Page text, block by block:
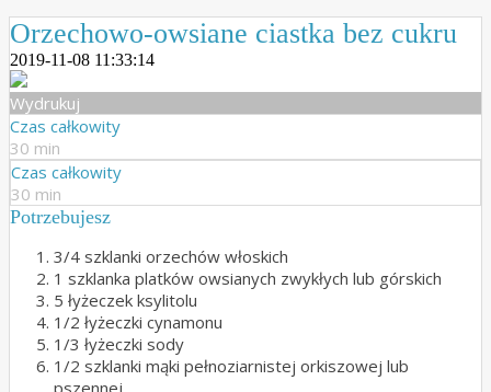
Orzechowo-owsiane ciastka bez cukru
2019-11-08 11:33:14
Wydrukuj
Czas całkowity
30 min
Czas całkowity
30 min
Potrzebujesz
3/4 szklanki orzechów włoskich
1 szklanka platków owsianych zwykłych lub górskich
5 łyżeczek ksylitolu
1/2 łyżeczki cynamonu
1/3 łyżeczki sody
1/2 szklanki mąki pełnoziarnistej orkiszowej lub